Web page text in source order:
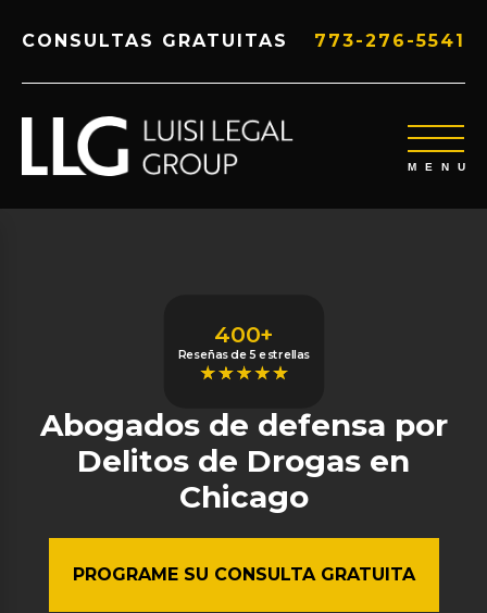
CONSULTAS GRATUITAS 773-276-5541
400+
Reseñas de 5 estrellas
Abogados de defensa por
Delitos de Drogas en
Chicago
PROGRAME SU CONSULTA GRATUITA